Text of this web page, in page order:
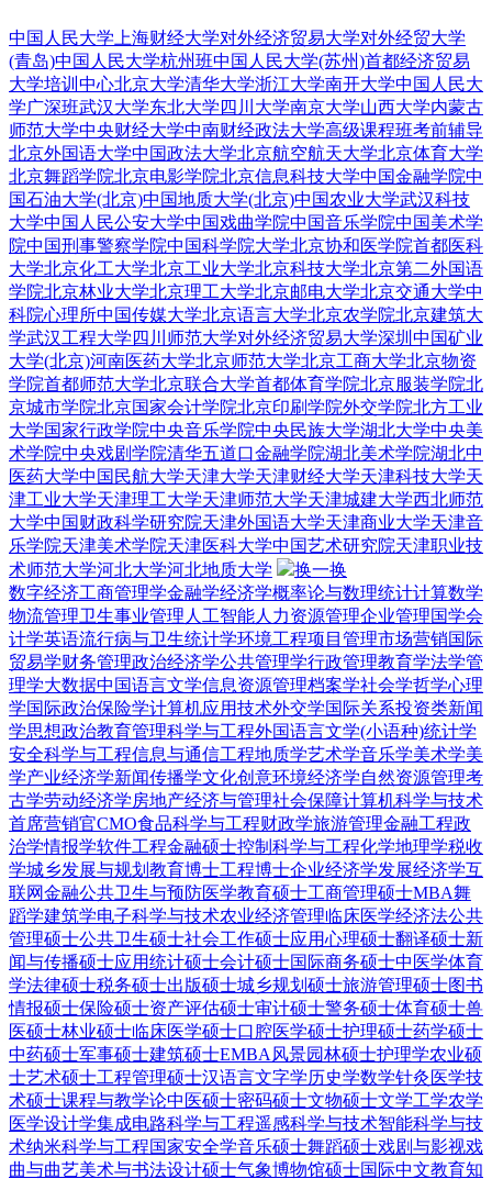
中国人民大学 上海财经大学对外经济贸易大学对外经贸大学
(青岛)中国人民大学杭州班中国人民大学(苏州)首都经济贸易
大学培训中心北京大学清华大学浙江大学南开大学中国人民大
学广深班武汉大学东北大学 四川大学南京大学山西大学内蒙古
师范大学中央财经大学中南财经政法大学高级课程班考前辅导
北京外国语大学中国政法大学北京航空航天大学北京体育大学
北京舞蹈学院北京电影学院北京信息科技大学中国金融学院中
国石油大学(北京)中国地质大学(北京)中国农业大学武汉科技
大学中国人民公安大学中国戏曲学院中国音乐学院中国美术学
院中国刑事警察学院中国科学院大学北京协和医学院首都医科
大学北京化工大学北京工业大学北京科技大学北京第二外国语
学院北京林业大学北京理工大学北京邮电大学北京交通大学中
科院心理所中国传媒大学北京语言大学北京农学院北京建筑大
学武汉工程大学 四川师范大学对外经济贸易大学深圳 中国矿业
大学(北京)河南医药大学北京师范大学北京工商大学北京物资
学院首都师范大学北京联合大学首都体育学院北京服装学院北
京城市学院北京国家会计学院北京印刷学院外交学院北方工业
大学国家行政学院中央音乐学院中央民族大学湖北大学中央美
术学院中央戏剧学院清华五道口金融学院湖北美术学院湖北中
医药大学中国民航大学天津大学天津财经大学天津科技大学天
津工业大学天津理工大学天津师范大学天津城建大学西北师范
大学中国财政科学研究院天津外国语大学天津商业大学天津音
乐学院天津美术学院天津医科大学中国艺术研究院天津职业技
术师范大学河北大学河北地质大学
换一换
数字经济工商管理学金融学经济学概率论与数理统计计算数学
物流管理卫生事业管理 人工智能人力资源管理企业管理国学会
计学英语流行病与卫生统计学环境工程项目管理市场营销国际
贸易学财务管理政治经济学公共管理学行政管理教育学法学管
理学大数据中国语言文学信息资源管理档案学社会学哲学心理
学国际政治保险学计算机应用技术外交学国际关系投资类新闻
学思想政治教育管理科学与工程外国语言文学(小语种)统计学
安全科学与工程信息与通信工程地质学艺术学音乐学美术学美
学产业经济学新闻传播学文化创意环境经济学自然资源管理考
古学劳动经济学房地产经济与管理社会保障计算机科学与技术
首席营销官CMO食品科学与工程财政学旅游管理金融工程政
治学情报学软件工程金融硕士控制科学与工程化学地理学税收
学城乡发展与规划 教育博士工程博士企业经济学发展经济学互
联网金融公共卫生与预防医学教育硕士工商管理硕士MBA舞
蹈学建筑学电子科学与技术农业经济管理临床医学经济法公共
管理硕士公共卫生硕士社会工作硕士应用心理硕士翻译硕士新
闻与传播硕士应用统计硕士会计硕士国际商务硕士中医学体育
学法律硕士税务硕士出版硕士城乡规划硕士旅游管理硕士图书
情报硕士保险硕士资产评估硕士审计硕士警务硕士体育硕士兽
医硕士林业硕士临床医学硕士口腔医学硕士护理硕士药学硕士
中药硕士军事硕士建筑硕士EMBA 风景园林硕士护理学农业硕
士艺术硕士工程管理硕士汉语言文字学历史学数学针灸 医学技
术硕士课程与教学论中医硕士密码硕士文物硕士文学工学农学
医学设计学集成电路科学与工程遥感科学与技术智能科学与技
术纳米科学与工程国家安全学音乐硕士舞蹈硕士戏剧与影视戏
曲与曲艺美术与书法设计硕士气象博物馆硕士国际中文教育知